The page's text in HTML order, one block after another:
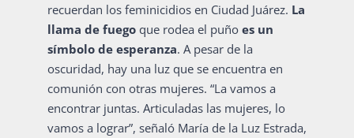
recuerdan los feminicidios en Ciudad Juárez. La
llama de fuego que rodea el puño es un
símbolo de esperanza. A pesar de la
oscuridad, hay una luz que se encuentra en
comunión con otras mujeres. “La vamos a
encontrar juntas. Articuladas las mujeres, lo
vamos a lograr”, señaló María de la Luz Estrada,